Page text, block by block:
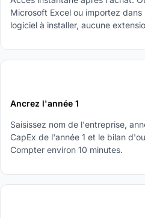
Microsoft Excel ou importez dans
logiciel à installer, aucune
Ancrez l'année 1
Saisissez nom de l'entreprise,
CapEx de l'année 1 et le bilan
Compter environ 10 minutes.